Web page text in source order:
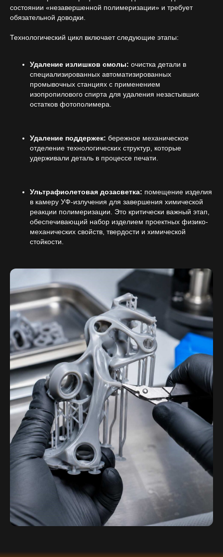
состоянии «незавершенной полимеризации» и требует
обязательной доводки.
Технологический цикл включает следующие этапы:
Удаление излишков смолы: очистка детали в
специализированных автоматизированных
промывочных станциях с применением
изопропилового спирта для удаления незастывших
остатков фотополимера.
Удаление поддержек: бережное механическое
отделение технологических структур, которые
удерживали деталь в процессе печати.
Ультрафиолетовая дозасветка: помещение изделия
в камеру УФ-излучения для завершения химической
реакции полимеризации. Это критически важный этап,
обеспечивающий набор изделием проектных физико-
механических свойств, твердости и химической
стойкости.